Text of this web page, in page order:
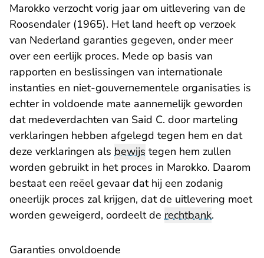
Marokko verzocht vorig jaar om uitlevering van de
Roosendaler (1965). Het land heeft op verzoek
van Nederland garanties gegeven, onder meer
over een eerlijk proces. Mede op basis van
rapporten en beslissingen van internationale
instanties en niet-gouvernementele organisaties is
echter in voldoende mate aannemelijk geworden
dat medeverdachten van Said C. door marteling
verklaringen hebben afgelegd tegen hem en dat
deze verklaringen als bewijs tegen hem zullen
worden gebruikt in het proces in Marokko. Daarom
bestaat een reëel gevaar dat hij een zodanig
oneerlijk proces zal krijgen, dat de uitlevering moet
worden geweigerd, oordeelt de rechtbank.
Garanties onvoldoende